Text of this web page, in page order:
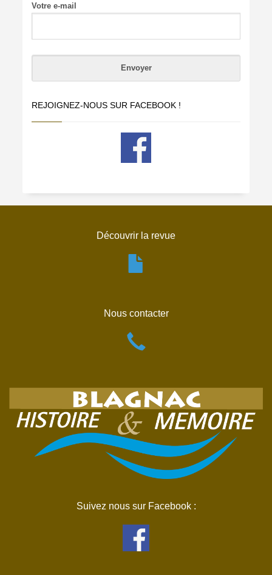
Votre e-mail
REJOIGNEZ-NOUS SUR FACEBOOK !
Découvrir la revue
Nous contacter
Suivez nous sur Facebook :